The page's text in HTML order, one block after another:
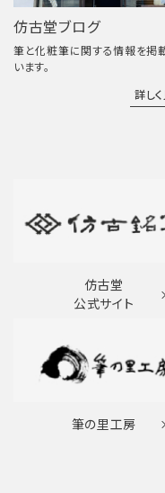
仿古堂ブログ
筆と化粧筆に関する情報を掲
います。
詳し
仿古堂
公式サイト
筆の里工房